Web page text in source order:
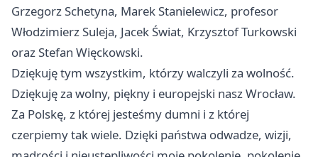
Grzegorz Schetyna, Marek Stanielewicz, profesor
Włodzimierz Suleja, Jacek Świat, Krzysztof Turkowski
oraz Stefan Więckowski.
Dziękuję tym wszystkim, którzy walczyli za wolność.
Dziękuję za wolny, piękny i europejski nasz Wrocław.
Za Polskę, z której jesteśmy dumni i z której
czerpiemy tak wiele. Dzięki państwa odwadze, wizji,